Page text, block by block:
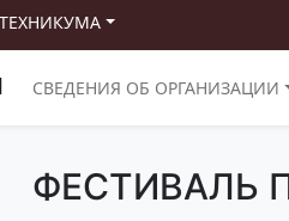
СВЕДЕНИЯ ОБ ОРГАНИЗАЦИИ
ФЕСТИВАЛЬ